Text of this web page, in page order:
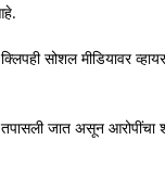
सोशल मीडियावर
जात असून आरोपींचा